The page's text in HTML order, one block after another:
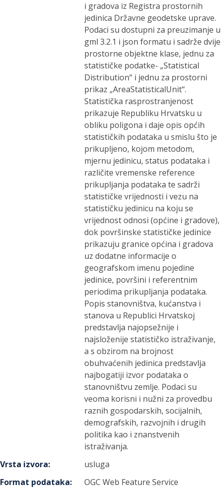
i gradova iz Registra prostornih
jedinica Državne geodetske uprave.
Podaci su dostupni za preuzimanje u
gml 3.2.1 i json formatu i sadrže dvije
prostorne objektne klase, jednu za
statističke podatke- „Statistical
Distribution“ i jednu za prostorni
prikaz „AreaStatisticalUnit“.
Statistička rasprostranjenost
prikazuje Republiku Hrvatsku u
obliku poligona i daje opis općih
statističkih podataka u smislu što je
prikupljeno, kojom metodom,
mjernu jedinicu, status podataka i
različite vremenske reference
prikupljanja podataka te sadrži
statističke vrijednosti i vezu na
statističku jedinicu na koju se
vrijednost odnosi (općine i gradove),
dok površinske statističke jedinice
prikazuju granice općina i gradova
uz dodatne informacije o
geografskom imenu pojedine
jedinice, površini i referentnim
periodima prikupljanja podataka.
Popis stanovništva, kućanstva i
stanova u Republici Hrvatskoj
predstavlja najopsežnije i
najsloženije statističko istraživanje,
a s obzirom na brojnost
obuhvaćenih jedinica predstavlja
najbogatiji izvor podataka o
stanovništvu zemlje. Podaci su
veoma korisni i nužni za provedbu
raznih gospodarskih, socijalnih,
demografskih, razvojnih i drugih
politika kao i znanstvenih
istraživanja.
Vrsta izvora:
usluga
Format podataka:
OGC Web Feature Service